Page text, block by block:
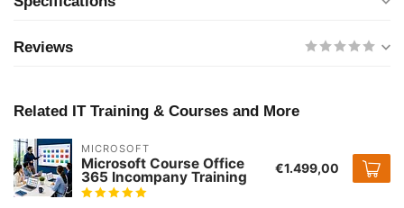
Reviews
Related IT Training & Courses and More
MICROSOFT
Microsoft Course Office
365 Incompany Training €1.499,00